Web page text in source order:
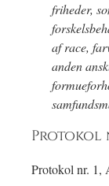
friheder,
af race,
anden
Protokol
Protokol nr. 1,